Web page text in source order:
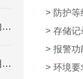
凝胶成像系统在蛋白质印迹中的高效应用
正倒置一体显微镜拥有明场，相衬，荧光三种观察方式
> 防护
> 存储记
> 报警
> 环境要